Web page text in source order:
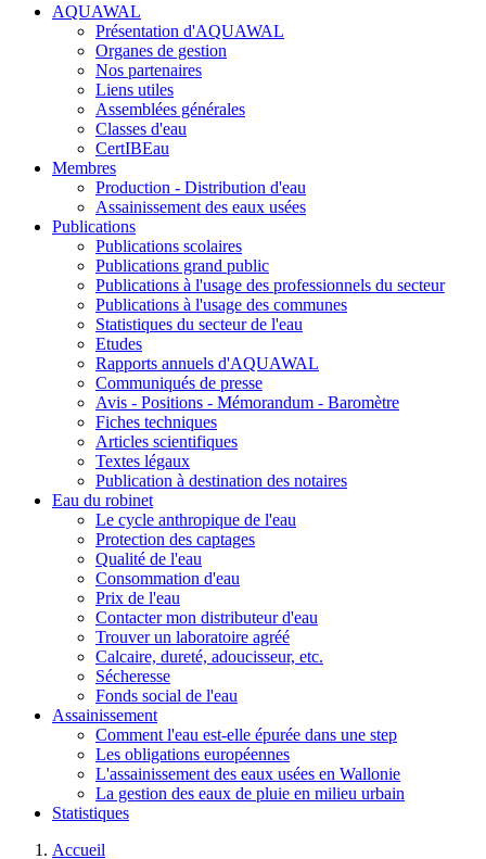
AQUAWAL
Présentation d'AQUAWAL
Organes de gestion
Nos partenaires
Liens utiles
Assemblées générales
Classes d'eau
CertIBEau
Membres
Production - Distribution d'eau
Assainissement des eaux usées
Publications
Publications scolaires
Publications grand public
Publications à l'usage des professionnels du secteur
Publications à l'usage des communes
Statistiques du secteur de l'eau
Etudes
Rapports annuels d'AQUAWAL
Communiqués de presse
Avis - Positions - Mémorandum - Baromètre
Fiches techniques
Articles scientifiques
Textes légaux
Publication à destination des notaires
Eau du robinet
Le cycle anthropique de l'eau
Protection des captages
Qualité de l'eau
Consommation d'eau
Prix de l'eau
Contacter mon distributeur d'eau
Trouver un laboratoire agréé
Calcaire, dureté, adoucisseur, etc.
Sécheresse
Fonds social de l'eau
Assainissement
Comment l'eau est-elle épurée dans une step
Les obligations européennes
L'assainissement des eaux usées en Wallonie
La gestion des eaux de pluie en milieu urbain
Statistiques
Accueil